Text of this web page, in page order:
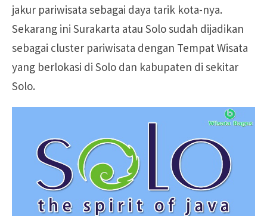
jakur pariwisata sebagai daya tarik kota-nya.
Sekarang ini Surakarta atau Solo sudah dijadikan
sebagai cluster pariwisata dengan Tempat Wisata
yang berlokasi di Solo dan kabupaten di sekitar
Solo.